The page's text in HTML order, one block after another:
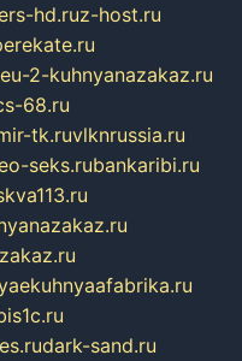
hd.ruz-host.ru
2-kuhnyanazakaz.ru
68.ru
tk.ruvlknrussia.ru
seks.rubankaribi.ru
dark-sand.ru